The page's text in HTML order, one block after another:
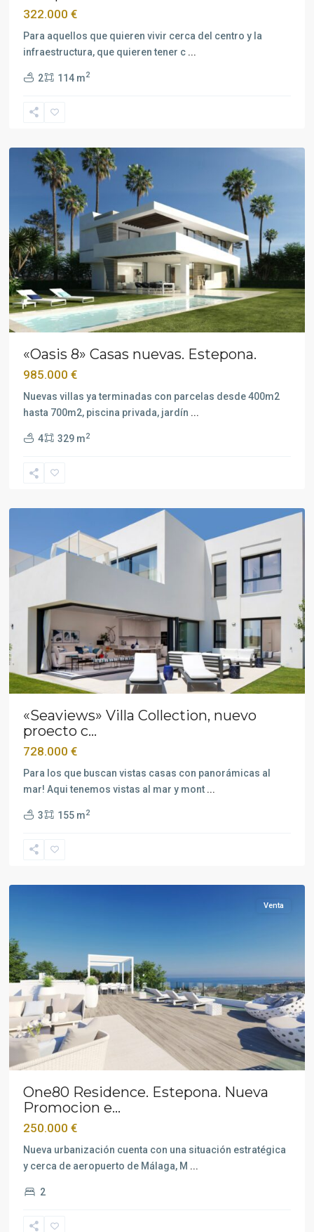
322.000 €
Para aquellos que quieren vivir cerca del centro y la
infraestructura, que quieren tener c ...
2 114 m2
«Oasis 8» Casas nuevas. Estepona.
985.000 €
Nuevas villas ya terminadas con parcelas desde 400m2
hasta 700m2, piscina privada, jardín ...
4 329 m2
Casares
«Seaviews» Villa Collection, nuevo
proecto c...
728.000 €
Para los que buscan vistas casas con panorámicas al
mar! Aqui tenemos vistas al mar y mont ...
3 155 m2
Venta
One80 Residence. Estepona. Nueva
Promocion e...
250.000 €
Nueva urbanización cuenta con una situación estratégica
y cerca de aeropuerto de Málaga, M ...
2